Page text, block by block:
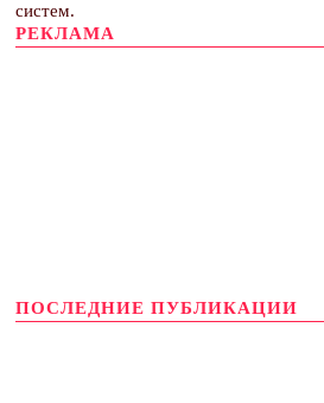
систем.
РЕКЛАМА
ПОСЛЕДНИЕ ПУБЛИКАЦИИ